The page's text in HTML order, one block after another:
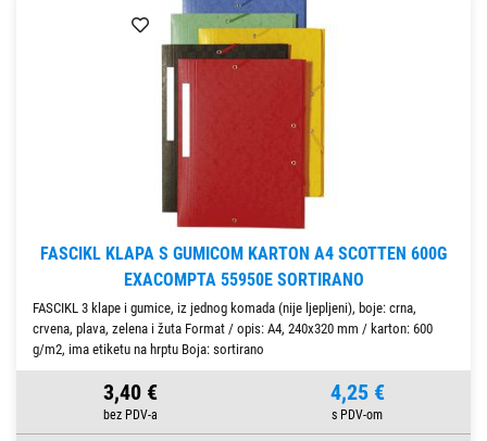
FASCIKL KLAPA S GUMICOM KARTON A4 SCOTTEN 600G
EXACOMPTA 55950E SORTIRANO
FASCIKL 3 klape i gumice, iz jednog komada (nije ljepljeni), boje: crna,
crvena, plava, zelena i žuta Format / opis: A4, 240x320 mm / karton: 600
g/m2, ima etiketu na hrptu Boja: sortirano
3,40 € 4,25 €